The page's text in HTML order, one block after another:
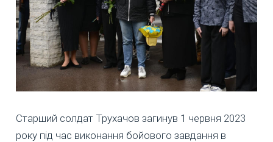
Старший солдат Трухачов загинув 1 червня 2023
року під час виконання бойового завдання в